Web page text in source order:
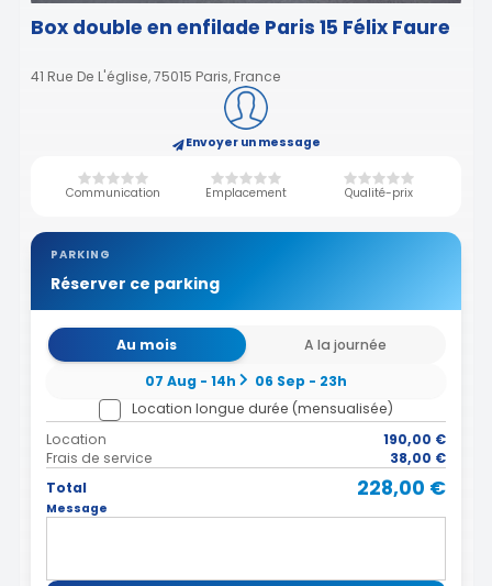
Box double en enfilade Paris 15 Félix Faure
41 Rue De L'église, 75015 Paris, France
Envoyer un message
Communication Emplacement Qualité-prix
PARKING
Réserver ce parking
Au mois
A la journée
07 Aug - 14h
06 Sep - 23h
Location longue durée (mensualisée)
Location
190,00 €
Frais de service
38,00 €
Total
228,00 €
Message